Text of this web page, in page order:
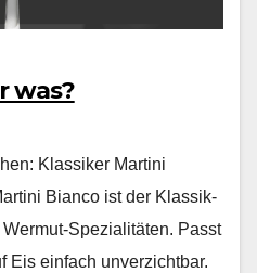
was?
Klassiker Martini
Bian­co ist der Klas­sik­
Spezial­itäten. Passt
Eis ein­fach unverzicht­bar.